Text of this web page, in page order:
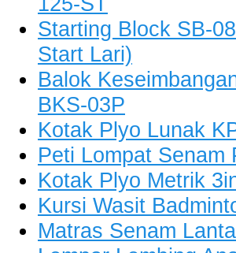
Starting Block SB-
Start Lari)
Balok
BKS-03P
Kotak Plyo Lunak
Peti Lompat Senam
Kotak Plyo Metrik
Kursi Wasit
Matras Senam